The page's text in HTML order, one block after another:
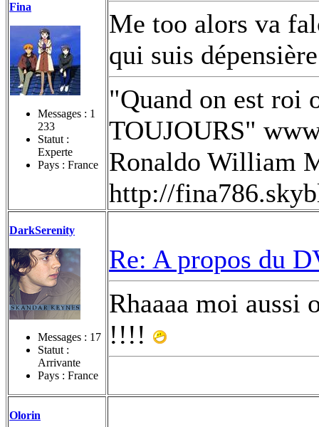
Fina
Messages : 1
233
Statut :
Experte
Pays : France
Me too alors va
qui suis
"Quand on est roi
TOUJOURS"
Ronaldo William
http://
DarkSerenity
Messages : 17
Statut :
Arrivante
Pays : France
Re: A propos du
Rhaaaa moi aussi
!!!!
Olorin